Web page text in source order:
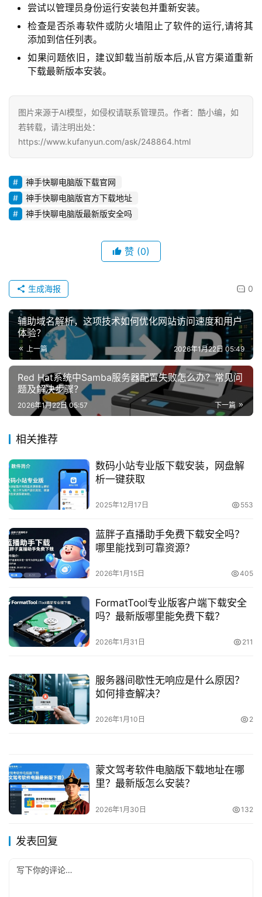
尝试以管理员身份运行安装包并重新安装。
检查是否杀毒软件或防火墙阻止了软件的运行,请将其
添加到信任列表。
如果问题依旧，建议卸载当前版本后,从官方渠道重新
下载最新版本安装。
图片来源于AI模型，如侵权请联系管理员。作者：酷小编，如
若转载，请注明出处：
https://www.kufanyun.com/ask/248864.html
神手快聊电脑版下载官网
神手快聊电脑版官方下载地址
神手快聊电脑版最新版安全吗
赞 (0)
0
生成海报
辅助域名解析，这项技术如何优化网站访问速度和用户
体验？
上一篇 2026年1月22日 05:49
Red Hat系统中Samba服务器配置失败怎么办？常见问
题及解决步骤？
下一篇
2026年1月22日 05:57
相关推荐
数码小站专业版下载安装，网盘解
析一键获取
2025年12月17日 553
蓝胖子直播助手免费下载安全吗？
哪里能找到可靠资源？
2026年1月15日 405
FormatTool专业版客户端下载安全
吗？最新版哪里能免费下载？
2026年1月31日 211
服务器间歇性无响应是什么原因？
如何排查解决？
2026年1月10日 2
蒙文驾考软件电脑版下载地址在哪
里？最新版怎么安装？
2026年1月30日 132
发表回复